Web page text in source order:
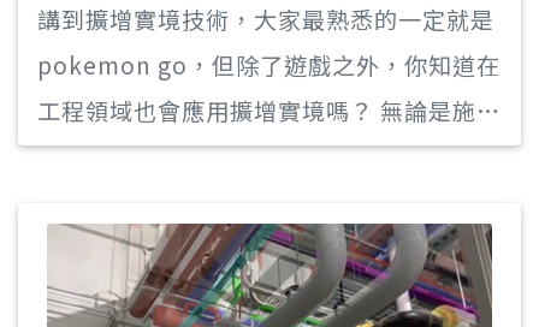
講到擴增實境技術，大家最熟悉的一定就是
pokemon go，但除了遊戲之外，你知道在
工程領域也會應用擴增實境嗎？ 無論是施工
前的品保還是施工後的品管，都可以根據現
斷方法就是將虛擬模型「擴增」到現實環
境。